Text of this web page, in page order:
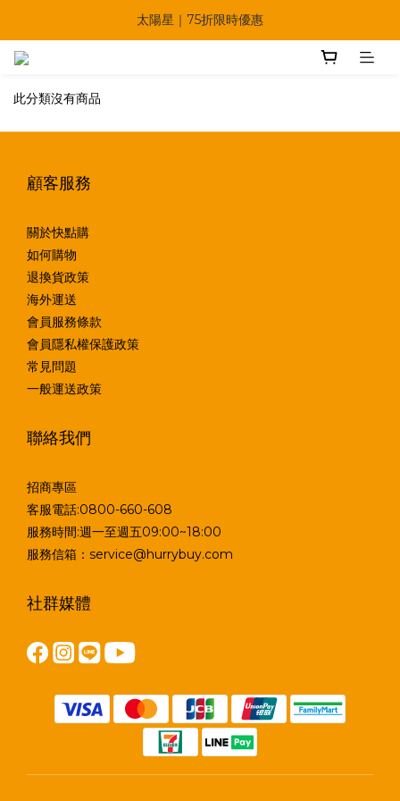
🔥父親節多重優惠一次享！
太陽星｜75折限時優惠
此分類沒有商品
顧客服務
關於快點購
如何購物
退換貨政策
海外運送
會員服務條款
會員隱私權保護政策
常見問題
一般運送政策
聯絡我們
招商專區
客服電話:0800-660-608
服務時間:週一至週五09:00~18:00
服務信箱：service@hurrybuy.com
社群媒體